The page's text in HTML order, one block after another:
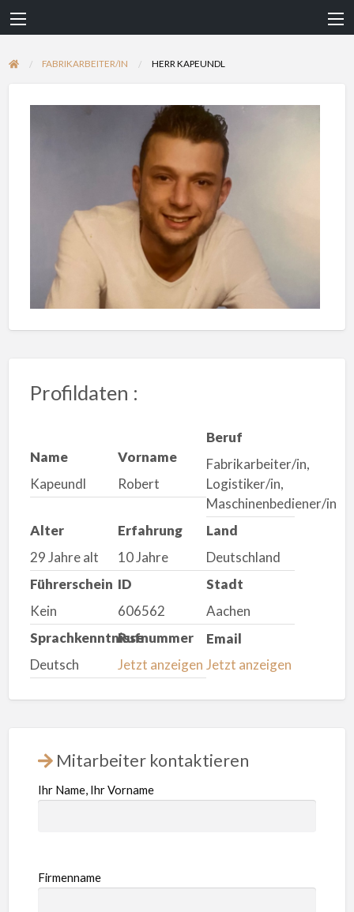
FABRIKARBEITER/IN HERR KAPEUNDL
Profildaten :
Name
Kapeundl
Vorname
Robert
Beruf
Fabrikarbeiter/in,
Logistiker/in,
Maschinenbediener/in
Alter
29 Jahre alt
Erfahrung
10 Jahre
Land
Deutschland
Führerschein
Kein
ID
606562
Stadt
Aachen
Sprachkenntnisse
Deutsch
Rufnummer
Jetzt anzeigen
Email
Jetzt anzeigen
Mitarbeiter kontaktieren
Ihr Name, Ihr Vorname
Firmenname